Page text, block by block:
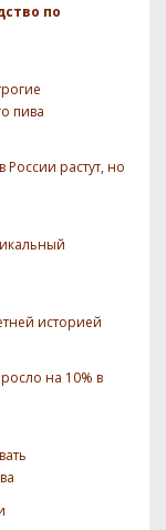
по
пива
растут, но
историей
на 10% в